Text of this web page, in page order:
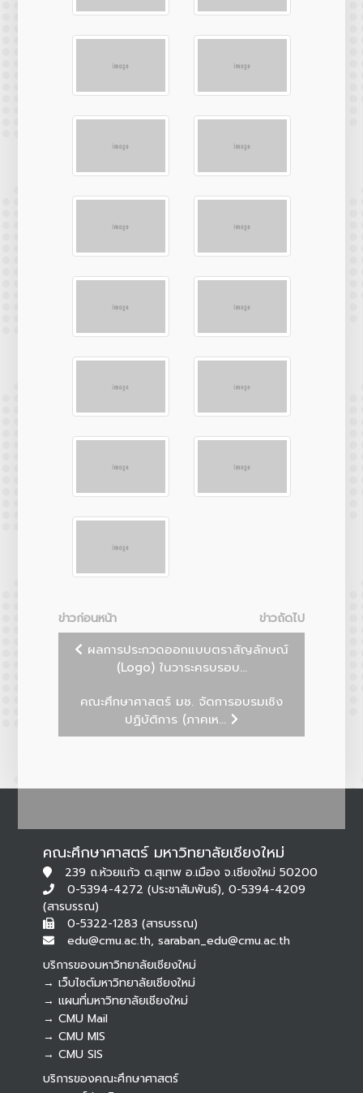
ข่าวก่อนหน้า
ข่าวถัดไป
ผลการประกวดออกแบบตราสัญลักษณ์
(Logo) ในวาระครบรอบ...
คณะศึกษาศาสตร์ มช. จัดการอบรมเชิง
ปฏิบัติการ (ภาคเห...
คณะศึกษาศาสตร์ มหาวิทยาลัยเชียงใหม่
239 ถ.ห้วยแก้ว ต.สุเทพ อ.เมือง จ.เชียงใหม่ 50200
0-5394-4272 (ประชาสัมพันธ์), 0-5394-4209
(สารบรรณ)
0-5322-1283 (สารบรรณ)
edu@cmu.ac.th, saraban_edu@cmu.ac.th
บริการของมหาวิทยาลัยเชียงใหม่
→ เว็บไซต์มหาวิทยาลัยเชียงใหม่
→ แผนที่มหาวิทยาลัยเชียงใหม่
→ CMU Mail
→ CMU MIS
→ CMU SIS
บริการของคณะศึกษาศาสตร์
Botnoi Assistant
Connecting…